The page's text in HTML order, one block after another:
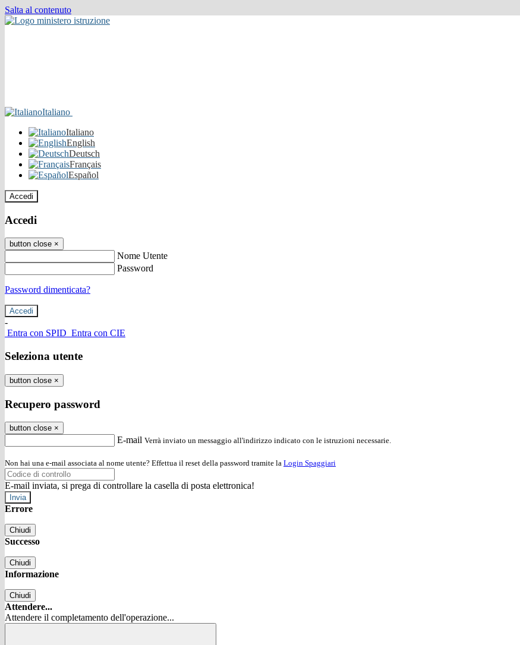
Salta al contenuto
Italiano
Italiano
English
Deutsch
Français
Español
Accedi
Accedi
button close ×
Nome Utente
Password
Password dimenticata?
-
Entra con SPID Entra con CIE
Seleziona utente
button close ×
Recupero password
button close ×
E-mail Verrà inviato un messaggio all'indirizzo indicato con le istruzioni necessarie.
Non hai una e-mail associata al nome utente? Effettua il reset della password tramite la Login Spaggiari
E-mail inviata, si prega di controllare la casella di posta elettronica!
Errore
Chiudi
Successo
Chiudi
Informazione
Chiudi
Attendere...
Attendere il completamento dell'operazione...